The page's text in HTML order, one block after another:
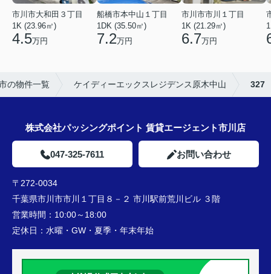
市川市大和田３丁目
1K (23.96㎡)
4.5万円
船橋市本中山１丁目
1DK (35.50㎡)
7.2万円
市川市市川１丁目
1K (21.29㎡)
6.7万円
の物件一覧 ケイディーエックスレジデンス原木中山 327
株式会社パッシングポイント 賃貸エージェント市川店
047-325-7611 お問い合わせ
〒272-0034
千葉県市川市市川１丁目８－２ 市川駅前荒川ビル ３階
営業時間： 10:00～18:00
定休日： 水曜・GW・夏季・年末年始